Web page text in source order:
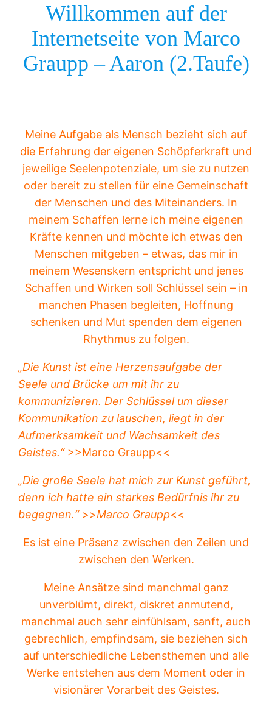
Willkommen auf der
Internetseite von Marco
Graupp – Aaron (2.Taufe)
Meine Aufgabe als Mensch bezieht sich auf
die Erfahrung der eigenen Schöpferkraft und
jeweilige Seelenpotenziale, um sie zu nutzen
oder bereit zu stellen für eine Gemeinschaft
der Menschen und des Miteinanders. In
meinem Schaffen lerne ich meine eigenen
Kräfte kennen und möchte ich etwas den
Menschen mitgeben – etwas, das mir in
meinem Wesenskern entspricht und jenes
Schaffen und Wirken soll Schlüssel sein – in
manchen Phasen begleiten, Hoffnung
schenken und Mut spenden dem eigenen
Rhythmus zu folgen.
„Die Kunst ist eine Herzensaufgabe der
Seele und Brücke um mit ihr zu
kommunizieren. Der Schlüssel um dieser
Kommunikation zu lauschen, liegt in der
Aufmerksamkeit und Wachsamkeit des
Geistes.“>>Marco Graupp<<
„Die große Seele hat mich zur Kunst geführt,
denn ich hatte ein starkes Bedürfnis ihr zu
begegnen.“>>Marco Graupp<<
Es ist eine Präsenz zwischen den Zeilen und
zwischen den Werken.
Meine Ansätze sind manchmal ganz
unverblümt, direkt, diskret anmutend,
manchmal auch sehr einfühlsam, sanft, auch
gebrechlich, empfindsam, sie beziehen sich
auf unterschiedliche Lebensthemen und alle
Werke entstehen aus dem Moment oder in
visionärer Vorarbeit des Geistes.